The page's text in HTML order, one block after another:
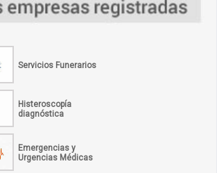
Servicios Funerarios
Histeroscopía
diagnóstica
Emergencias y
Urgencias Médicas